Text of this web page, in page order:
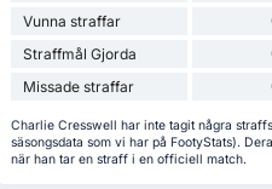
Vunna straffar
Straffmål Gjorda
Missade straffar
Charlie Cresswell har inte tagit några
säsongsdata som vi har på FootyStats).
när han tar en straff i en officiell match.